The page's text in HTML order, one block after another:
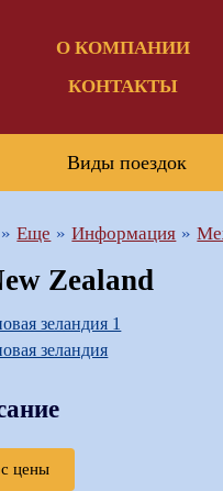
О КОМПАНИИ
КОНТАКТЫ
Виды поездок
Еще Информация
Zealand
цены